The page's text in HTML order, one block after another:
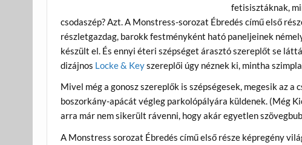
fetisisztáknak,
csodaszép? Azt. A Monstress-sorozat Ébredés című első
részletgazdag, barokk festményként ható paneljeinek
készült el. És ennyi éteri szépséget árasztó szereplőt se
dizájnos Locke & Keyszereplői úgy néznek ki, mintha
Mivel még a gonosz szereplők is szépségesek, megesik az
boszorkány-apácát végleg parkolópályára küldenek. (Még
arra már nem sikerült rávenni, hogy akár egyetlen
A Monstress sorozat Ébredés című első része képregény